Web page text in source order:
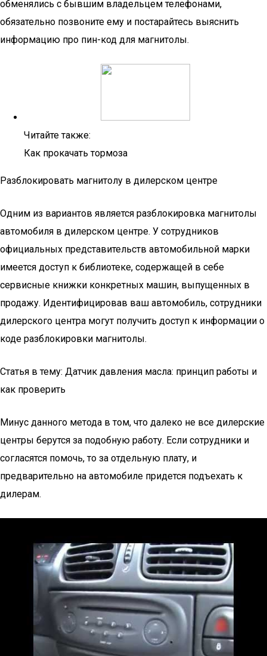
обменялись с бывшим владельцем телефонами,
обязательно позвоните ему и постарайтесь выяснить
информацию про пин-код для магнитолы.
Читайте также:
Как прокачать тормоза
Разблокировать магнитолу в дилерском центре
Одним из вариантов является разблокировка магнитолы
автомобиля в дилерском центре. У сотрудников
официальных представительств автомобильной марки
имеется доступ к библиотеке, содержащей в себе
сервисные книжки конкретных машин, выпущенных в
продажу. Идентифицировав ваш автомобиль, сотрудники
дилерского центра могут получить доступ к информации о
коде разблокировки магнитолы.
Статья в тему: Датчик давления масла: принцип работы и
как проверить
Минус данного метода в том, что далеко не все дилерские
центры берутся за подобную работу. Если сотрудники и
согласятся помочь, то за отдельную плату, и
предварительно на автомобиле придется подъехать к
дилерам.